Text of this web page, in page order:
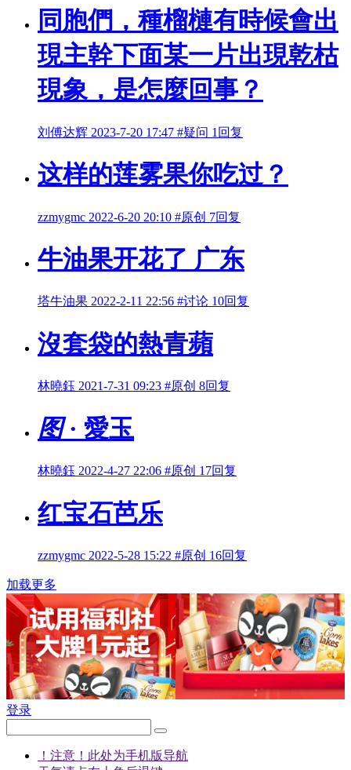
同胞們，種榴槤有時候會出
現主幹下面某一片出現乾枯
現象，是怎麼回事？
刘傅达辉 2023-7-20 17:47 #疑问 1回复
这样的莲雾果你吃过？
zzmygmc 2022-6-20 20:10 #原创 7回复
牛油果开花了 广东
塔牛油果 2022-2-11 22:56 #讨论 10回复
沒套袋的熱青蘋
林曉鈺 2021-7-31 09:23 #原创 8回复
图· 愛玉
林曉鈺 2022-4-27 22:06 #原创 17回复
红宝石芭乐
zzmygmc 2022-5-28 15:22 #原创 16回复
加载更多
登录
！注意！此处为手机版导航